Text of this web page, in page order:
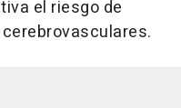
el riesgo de